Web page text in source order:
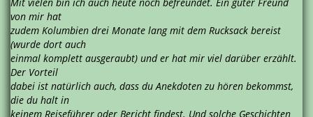
Mit vielen bin ich auch heute noch befreundet. Ein guter Freund
von mir hat
zudem Kolumbien drei Monate lang mit dem Rucksack bereist
(wurde dort auch
einmal komplett ausgeraubt) und er hat mir viel darüber erzählt.
Der Vorteil
dabei ist natürlich auch, dass du Anekdoten zu hören bekommst,
die du halt in
keinem Reiseführer oder Bericht findest. Und solche Geschichten